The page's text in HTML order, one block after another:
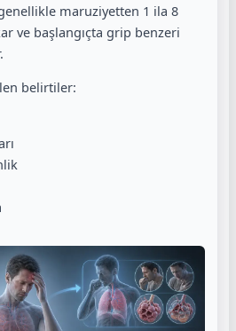
maruziyetten 1 ila 8
ve başlangıçta grip benzeri
belirtiler: